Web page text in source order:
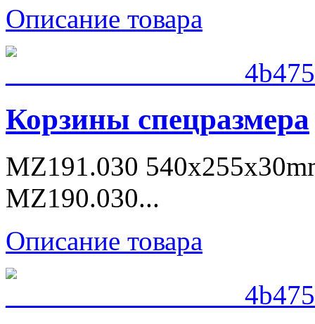
Описание товара
Корзины спецразмера
MZ191.030
MZ190.030...
Описание товара